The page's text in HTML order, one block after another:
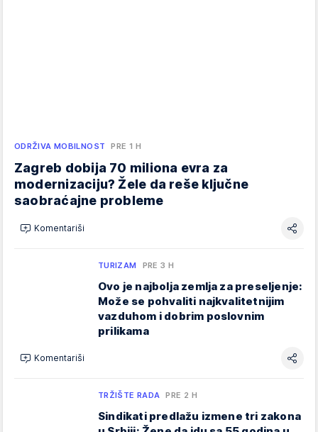
ODRŽIVA MOBILNOST PRE 1 H
Zagreb dobija 70 miliona evra za
modernizaciju? Žele da reše ključne
saobraćajne probleme
Komentariši
TURIZAM PRE 3 H
Ovo je najbolja zemlja za preseljenje:
Može se pohvaliti najkvalitetnijim
vazduhom i dobrim poslovnim
prilikama
Komentariši
TRŽIŠTE RADA PRE 2 H
Sindikati predlažu izmene tri zakona